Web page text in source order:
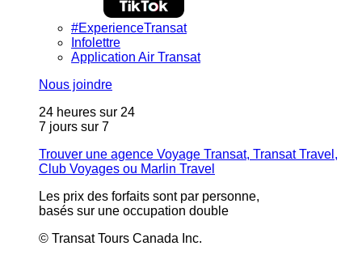
#ExperienceTransat
Infolettre
Application Air Transat
Nous joindre
24 heures sur 24
7 jours sur 7
Trouver une agence Voyage Transat, Transat Travel,
Club Voyages ou Marlin Travel
Les prix des forfaits sont par personne,
basés sur une occupation double
© Transat Tours Canada Inc.